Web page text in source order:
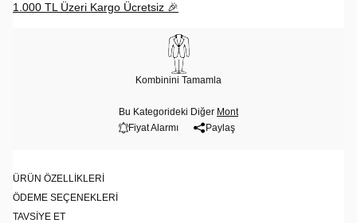
1.000 TL Üzeri Kargo Ücretsiz 🎉
Kombinini Tamamla
Bu Kategorideki Diğer Mont
Fiyat Alarmı
Paylaş
ÜRÜN ÖZELLIKLERI
ÖDEME SEÇENEKLERI
TAVSIYE ET